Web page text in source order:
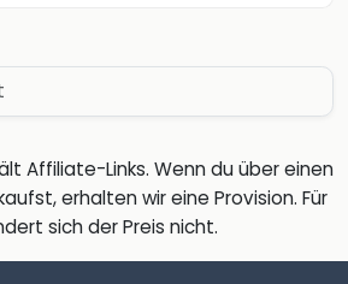
Affiliate-Links. Wenn du über einen
erhalten wir eine Provision. Für
sich der Preis nicht.